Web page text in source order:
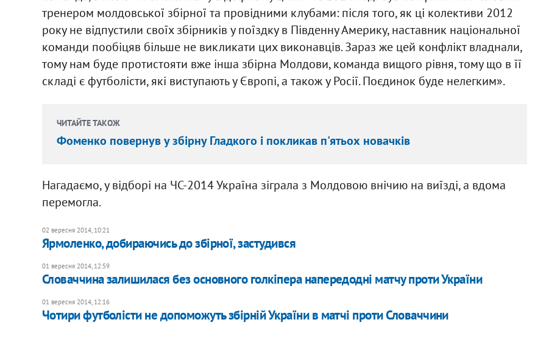
тренером молдовської збірної та провідними клубами: після того, як ці колективи 2012
року не відпустили своїх збірників у поїздку в Південну Америку, наставник національної
команди пообіцяв більше не викликати цих виконавців. Зараз же цей конфлікт владнали,
тому нам буде протистояти вже інша збірна Молдови, команда вищого рівня, тому що в її
складі є футболісти, які виступають у Європі, а також у Росії. Поєдинок буде нелегким».
ЧИТАЙТЕ ТАКОЖ
Фоменко повернув у збірну Гладкого і покликав п'ятьох новачків
Нагадаємо, у відборі на ЧС-2014 Україна зіграла з Молдовою внічию на виїзді, а вдома
перемогла.
02 вересня 2014, 10:21
Ярмоленко, добираючись до збірної, застудився
01 вересня 2014, 12:59
Словаччина залишилася без основного голкіпера напередодні матчу проти України
01 вересня 2014, 12:16
Чотири футболісти не допоможуть збірній України в матчі проти Словаччини